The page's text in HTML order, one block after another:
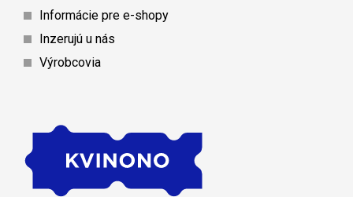
Informácie pre e-shopy
Inzerujú u nás
Výrobcovia